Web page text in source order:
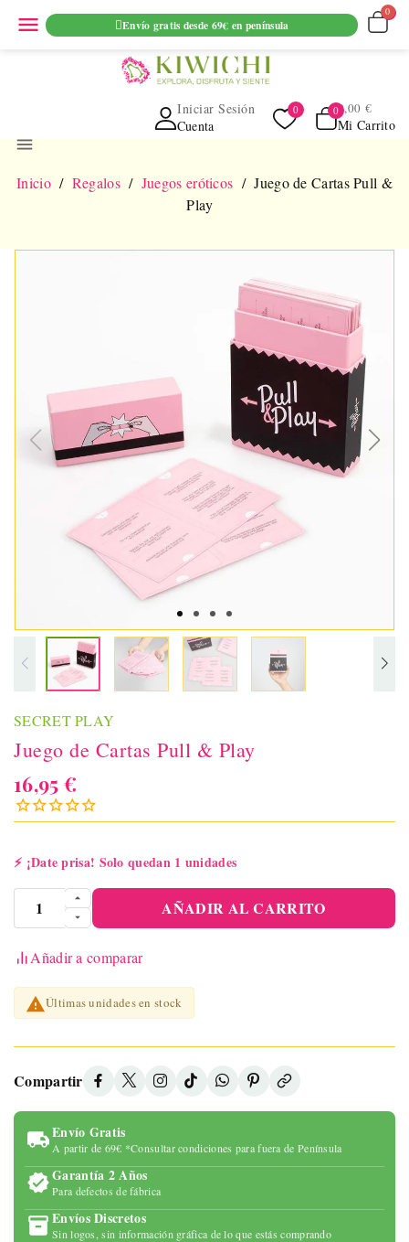
ENVIO GRATUITO EN PEDIDOS SUPERIORES A 69€ EN
PENINSULA
Cuenta
Iniciar Sesión
Mi Carrito
0,00 €
menu
Inicio Regalos Juegos eróticos
Juego de Cartas Pull &
Play
SECRET PLAY
Juego de Cartas Pull & Play
16,95 €
⚡ ¡Date prisa! Solo quedan 1 unidades
AÑADIR AL CARRITO
Añadir a comparar
Últimas unidades en stock
Compartir
Envío Gratis
A partir de 69€ *Consultar condiciones para fuera de Península
Garantía 2 Años
Para defectos de fábrica
Envíos Discretos
Sin logos, sin información gráfica de lo que estás comprando
menu Envío gratis desde 69€ en península